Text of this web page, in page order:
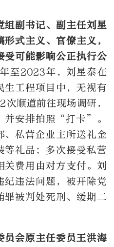
组副书记、副主任刘星
式主义、官僚主义，
受可能影响公正执行公
至2023年，刘星泰在
生工程项目中，无视有
顺道前往现场调研，
并安排拍照“打卡”。
、私营企业主所送礼金
等礼品；多次接受私营
费用由对方支付。刘
纪违法问题，被开除党
罪被判处死刑、缓期二
员会原主任委员王洪海